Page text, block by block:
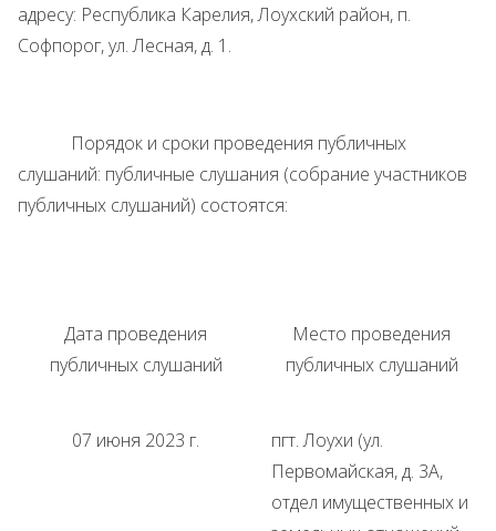
адресу: Республика Карелия, Лоухский район, п.
Софпорог, ул. Лесная, д. 1.
Порядок и сроки проведения публичных
слушаний: публичные слушания (собрание участников
публичных слушаний) состоятся:
Дата проведения
публичных слушаний
Место проведения
публичных слушаний
07 июня 2023 г.
пгт. Лоухи (ул.
Первомайская, д. 3А,
отдел имущественных и